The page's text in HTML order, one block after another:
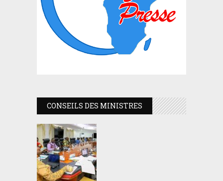
CONSEILS DES MINISTRES